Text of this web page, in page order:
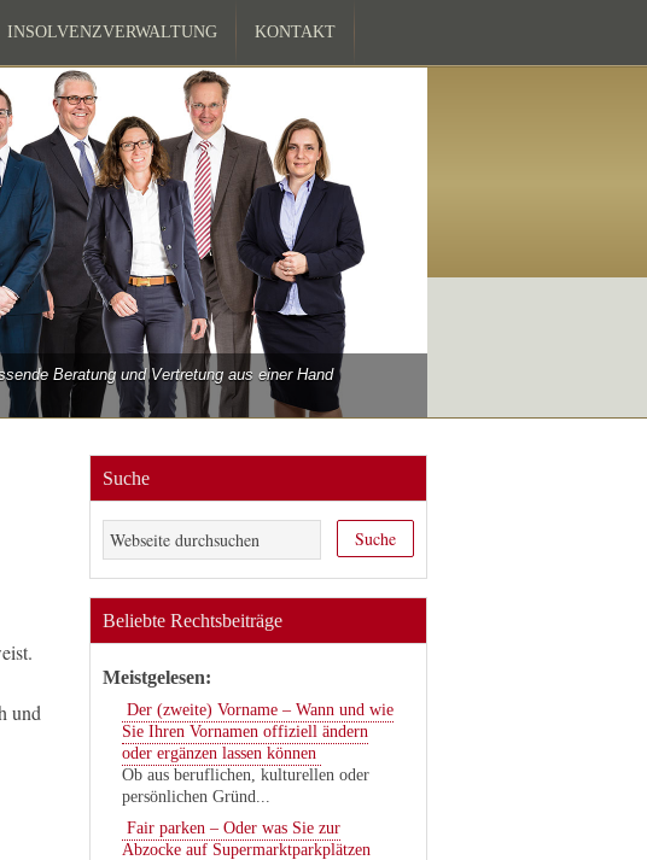
INSOLVENZVERWALTUNG KONTAKT
Beratung und Vertretung aus einer Hand
und
Suche
Beliebte Rechtsbeiträge
Meistgelesen:
Der (zweite) Vorname – Wann und wie
Sie Ihren Vornamen offiziell ändern
oder ergänzen lassen können
Ob aus beruflichen, kulturellen oder
persönlichen Gründ...
Fair parken – Oder was Sie zur
Abzocke auf Supermarktparkplätzen